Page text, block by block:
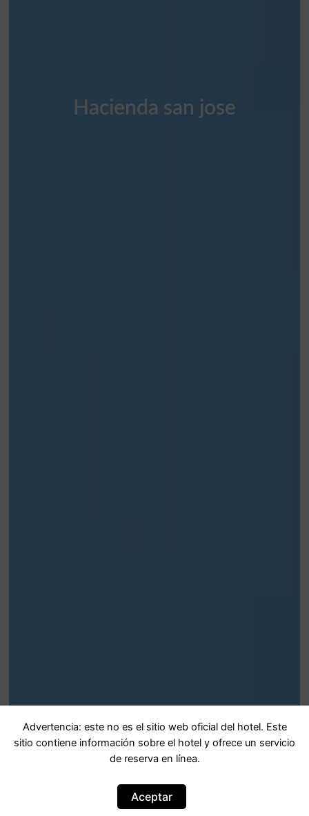
Hacienda san jose
Advertencia: este no es el sitio web oficial del hotel. Este
sitio contiene información sobre el hotel y ofrece un servicio
de reserva en línea.
Aceptar